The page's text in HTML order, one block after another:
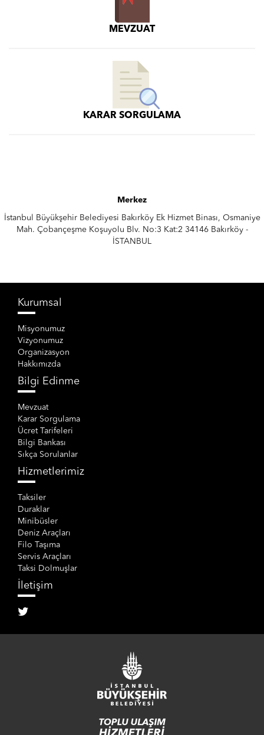
MEVZUAT
KARAR SORGULAMA
Merkez
İstanbul Büyükşehir Belediyesi Bakırköy Ek Hizmet Binası, Osmaniye
Mah. Çobançeşme Koşuyolu Blv. No:3 Kat:2 34146 Bakırköy -
İSTANBUL
Kurumsal
Misyonumuz
Vizyonumuz
Organizasyon
Hakkımızda
Bilgi Edinme
Mevzuat
Karar Sorgulama
Ücret Tarifeleri
Bilgi Bankası
Sıkça Sorulanlar
Hizmetlerimiz
Taksiler
Duraklar
Minibüsler
Deniz Araçları
Filo Taşıma
Servis Araçları
Taksi Dolmuşlar
İletişim